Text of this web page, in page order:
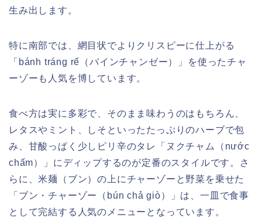
生み出します。
特に南部では、網目状でよりクリスピーに仕上がる
「bánh tráng rế（バインチャンゼー）」を使ったチャ
ーゾーも人気を博しています。
食べ方は実に多彩で、そのまま味わうのはもちろん、
レタスやミント、しそといったたっぷりのハーブで包
み、甘酸っぱく少しピリ辛のタレ「ヌクチャム（nước
chấm）」にディップするのが定番のスタイルです。さ
らに、米麺（ブン）の上にチャーゾーと野菜を乗せた
「ブン・チャーゾー（bún chả giò）」は、一皿で食事
として完結する人気のメニューとなっています。